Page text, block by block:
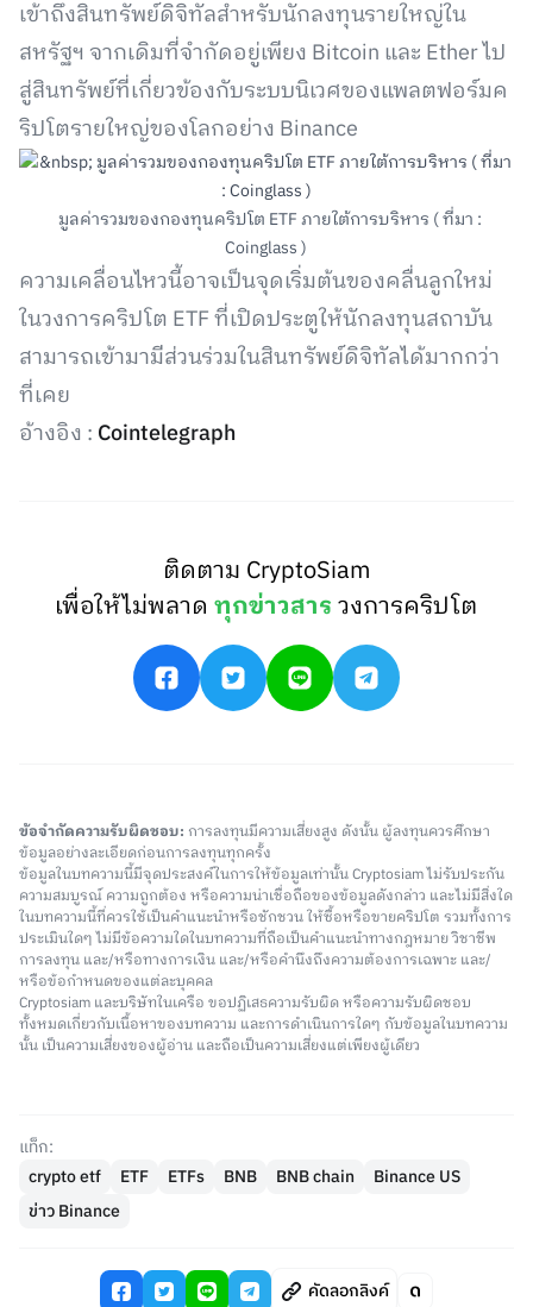
เข้าถึงสินทรัพย์ดิจิทัลสำหรับนักลงทุนรายใหญ่ใน
สหรัฐฯ จากเดิมที่จำกัดอยู่เพียง Bitcoin และ Ether ไป
สู่สินทรัพย์ที่เกี่ยวข้องกับระบบนิเวศของแพลตฟอร์มค
ริปโตรายใหญ่ของโลกอย่าง Binance
มูลค่ารวมของกองทุนคริปโต ETF ภายใต้การบริหาร ( ที่มา :
Coinglass )
ความเคลื่อนไหวนี้อาจเป็นจุดเริ่มต้นของคลื่นลูกใหม่
ในวงการคริปโต ETF ที่เปิดประตูให้นักลงทุนสถาบัน
สามารถเข้ามามีส่วนร่วมในสินทรัพย์ดิจิทัลได้มากกว่า
ที่เคย
อ้างอิง : Cointelegraph
ติดตาม CryptoSiam
เพื่อให้ไม่พลาดทุกข่าวสารวงการคริปโต
ข้อจำกัดความรับผิดชอบ: การลงทุนมีความเสี่ยงสูง ดังนั้น ผู้ลงทุนควรศึกษา
ข้อมูลอย่างละเอียดก่อนการลงทุนทุกครั้ง
ข้อมูลในบทความนี้มีจุดประสงค์ในการให้ข้อมูลเท่านั้น Cryptosiam ไม่รับประกัน
ความสมบูรณ์ ความถูกต้อง หรือความน่าเชื่อถือของข้อมูลดังกล่าว และไม่มีสิ่งใด
ในบทความนี้ที่ควรใช้เป็นคำแนะนำหรือชักชวน ให้ซื้อหรือขายคริปโต รวมทั้งการ
ประเมินใดๆ ไม่มีข้อความใดในบทความที่ถือเป็นคำแนะนำทางกฎหมาย วิชาชีพ
การลงทุน และ/หรือทางการเงิน และ/หรือคำนึงถึงความต้องการเฉพาะ และ/
หรือข้อกำหนดของแต่ละบุคคล
Cryptosiam และบริษัทในเครือ ขอปฏิเสธความรับผิด หรือความรับผิดชอบ
ทั้งหมดเกี่ยวกับเนื้อหาของบทความ และการดำเนินการใดๆ กับข้อมูลในบทความ
นั้น เป็นความเสี่ยงของผู้อ่าน และถือเป็นความเสี่ยงแต่เพียงผู้เดียว
แท็ก:
crypto etf
ETF ETFs BNB BNB chain
Binance US
ข่าว Binance
คัดลอกลิงค์